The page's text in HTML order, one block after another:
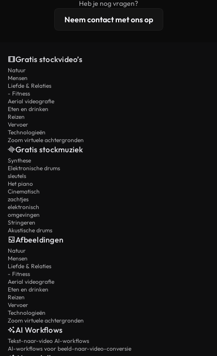
licentiebescherming omvat.
Heb je nog vragen?
Neem contact met ons op
Gratis stockvideo’s
Natuur
Mensen
Liefde & Relaties
- Fitness
Aerial videografie
Eten en drinken
Reizen
Vervoer
Technologieën
Zoom virtuele achtergronden
Gratis stockmuziek
Synthese
Elektronische drums
sleutels
Het piano
Cinematisch
zachtjes
elektronisch
omgevingen
Stringeren
Akustische drums
Afbeeldingen
Natuur
Mensen
Liefde & Relaties
- Fitness
Aerial videografie
Eten en drinken
Reizen
Vervoer
Technologieën
Zoom virtuele achtergronden
AI Workflows
Tekst-naar-video AI-workflows
AI-workflows voor beeld-naar-video-conversie